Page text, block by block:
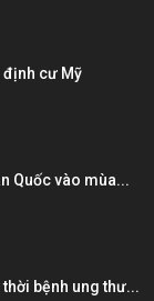
định cư Mỹ
Quốc vào mùa...
bệnh ung thư...